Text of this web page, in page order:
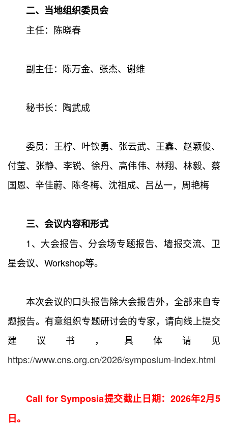
二、当地组织委员会
主任：陈晓春
副主任：陈万金、张杰、谢维
秘书长：陶武成
委员：王柠、叶钦勇、张云武、王鑫、赵颖俊、
付莹、张静、李锐、徐丹、高伟伟、林翔、林毅、蔡
国恩、辛佳蔚、陈冬梅、沈祖成、吕丛一，周艳梅
三、会议内容和形式
1、大会报告、分会场专题报告、墙报交流、卫
星会议、Workshop等。
本次会议的口头报告除大会报告外，全部来自专
题报告。有意组织专题研讨会的专家，请向线上提交
建议书，具体请见
https://www.cns.org.cn/2026/symposium-index.html
Call for Symposia提交截止日期：2026年2月5
日。